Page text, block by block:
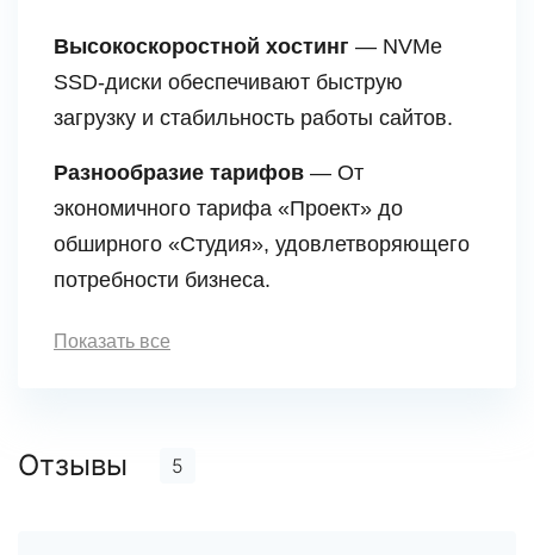
Высокоскоростной хостинг — NVMe
SSD-диски обеспечивают быструю
загрузку и стабильность работы сайтов.
Разнообразие тарифов — От
экономичного тарифа «Проект» до
обширного «Студия», удовлетворяющего
потребности бизнеса.
Показать все
Отзывы 5